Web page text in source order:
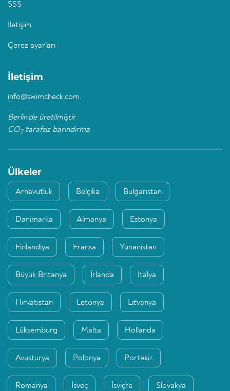
SSS
İletişim
Çerez ayarları
İletişim
info@swimcheck.com
Berlin'de üretilmiştir
CO2tarafsız barındırma
Ülkeler
Arnavutluk Belçika Bulgaristan
Danimarka Almanya Estonya
Finlandiya Fransa Yunanistan
Büyük Britanya İrlanda İtalya
Hırvatistan Letonya Litvanya
Lüksemburg Malta Hollanda
Avusturya Polonya Portekiz
Romanya İsveç İsviçre Slovakya